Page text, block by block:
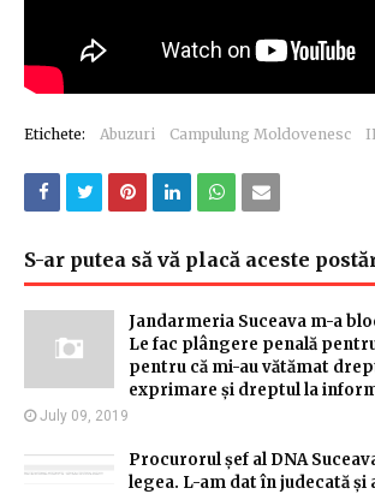
Etichete: Abuzuri Campulung Moldovenesc
S-ar putea să vă placă aceste
Jandarmeria Suceava m-a
Le fac plângere penală
pentru că mi-au vătămat
exprimare și dreptul la
July 09, 2019
Procurorul șef al DNA
legea. L-am dat în judecată și